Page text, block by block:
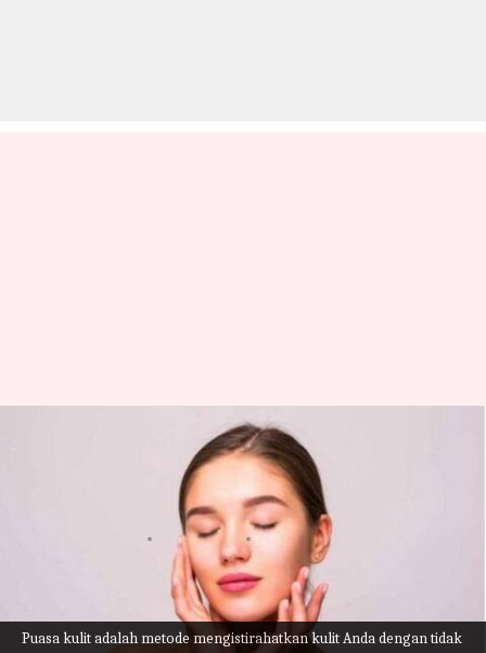
Puasa kulit adalah metode mengistirahatkan kulit Anda dengan tidak
Puasa kulit: Apakah itu benar-
benar membantu
membersihkan kulit Anda?
Apr 04, 2023 01:48 pm
Mengikuti industri kecantikan untuk sesekali